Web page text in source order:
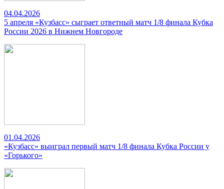
04.04.2026
5 апреля «Кузбасс» сыграет ответный матч 1/8 финала Кубка
России 2026 в Нижнем Новгороде
01.04.2026
«Кузбасс» выиграл первый матч 1/8 финала Кубка России у
«Горького»